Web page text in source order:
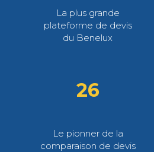
La plus grande
plateforme de devis
du Benelux
26
Le pionner de la
comparaison de devis